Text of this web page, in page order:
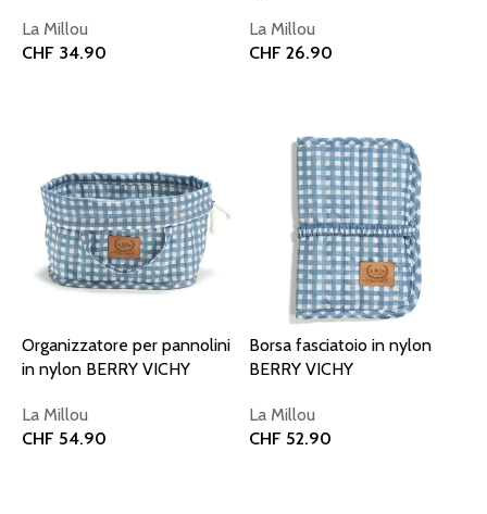
La Millou
CHF 34.90
La Millou
CHF 26.90
Organizzatore per pannolini
in nylon BERRY VICHY
La Millou
CHF 54.90
Borsa fasciatoio in nylon
BERRY VICHY
La Millou
CHF 52.90